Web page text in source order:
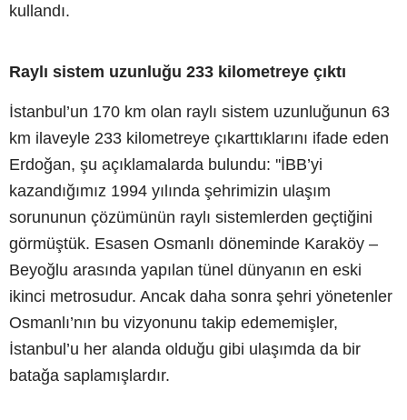
kullandı.
Raylı sistem uzunluğu 233 kilometreye çıktı
İstanbul’un 170 km olan raylı sistem uzunluğunun 63
km ilaveyle 233 kilometreye çıkarttıklarını ifade eden
Erdoğan, şu açıklamalarda bulundu: ''İBB’yi
kazandığımız 1994 yılında şehrimizin ulaşım
sorununun çözümünün raylı sistemlerden geçtiğini
görmüştük. Esasen Osmanlı döneminde Karaköy –
Beyoğlu arasında yapılan tünel dünyanın en eski
ikinci metrosudur. Ancak daha sonra şehri yönetenler
Osmanlı’nın bu vizyonunu takip edememişler,
İstanbul’u her alanda olduğu gibi ulaşımda da bir
batağa saplamışlardır.